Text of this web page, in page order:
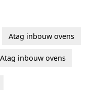
Atag inbouw ovens
inbouw ovens